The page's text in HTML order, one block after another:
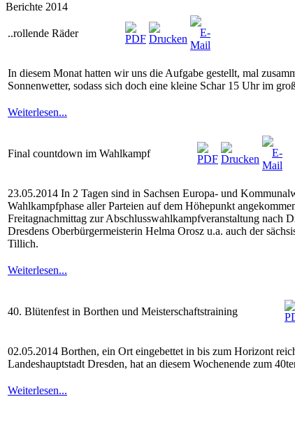
Berichte 2014
..rollende Räder
In diesem Monat hatten wir uns die Aufgabe gestellt, mal
Sonnenwetter, sodass sich doch eine kleine Schar 15 Uhr im
Weiterlesen...
Final countdown im Wahlkampf
23.05.2014 In 2 Tagen sind in Sachsen Europa- und
Wahlkampfphase aller Parteien auf dem Höhepunkt
Freitagnachmittag zur Abschlusswahlkampfveranstaltung nach
Dresdens Oberbürgermeisterin Helma Orosz u.a. auch der
Tillich.
Weiterlesen...
40. Blütenfest in Borthen und Meisterschaftstraining
02.05.2014 Borthen, ein Ort eingebettet in bis zum Horizont
Landeshauptstadt Dresden, hat an diesem Wochenende zum
Weiterlesen...